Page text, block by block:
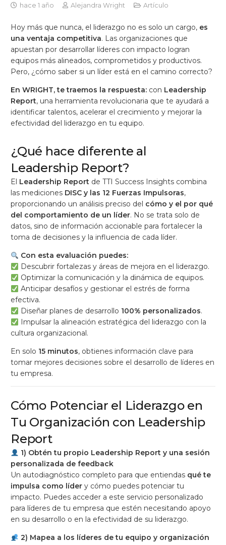
hace 1 año Alejandra Wright Artículo
Hoy más que nunca, el liderazgo no es solo un cargo, es
una ventaja competitiva. Las organizaciones que
apuestan por desarrollar líderes con impacto logran
equipos más alineados, comprometidos y productivos.
Pero, ¿cómo saber si un líder está en el camino correcto?
En WRIGHT, te traemos la respuesta: con Leadership
Report, una herramienta revolucionaria que te ayudará a
identificar talentos, acelerar el crecimiento y mejorar la
efectividad del liderazgo en tu equipo.
¿Qué hace diferente al
Leadership Report?
El Leadership Report de TTI Success Insights combina
las mediciones DISC y las 12 Fuerzas Impulsoras,
proporcionando un análisis preciso del cómo y el por qué
del comportamiento de un líder. No se trata solo de
datos, sino de información accionable para fortalecer la
toma de decisiones y la influencia de cada líder.
Con esta evaluación puedes:
Descubrir fortalezas y áreas de mejora en el liderazgo.
Optimizar la comunicación y la dinámica de equipos.
Anticipar desafíos y gestionar el estrés de forma
efectiva.
Diseñar planes de desarrollo 100% personalizados.
Impulsar la alineación estratégica del liderazgo con la
cultura organizacional.
En solo 15 minutos, obtienes información clave para
tomar mejores decisiones sobre el desarrollo de líderes en
tu empresa.
Cómo Potenciar el Liderazgo en
Tu Organización con Leadership
Report
1) Obtén tu propio Leadership Report y una sesión
personalizada de feedback
Un autodiagnóstico completo para que entiendas qué te
impulsa como líder y cómo puedes potenciar tu
impacto. Puedes acceder a este servicio personalizado
para líderes de tu empresa que estén necesitando apoyo
en su desarrollo o en la efectividad de su liderazgo.
2) Mapea a los líderes de tu equipo y organización